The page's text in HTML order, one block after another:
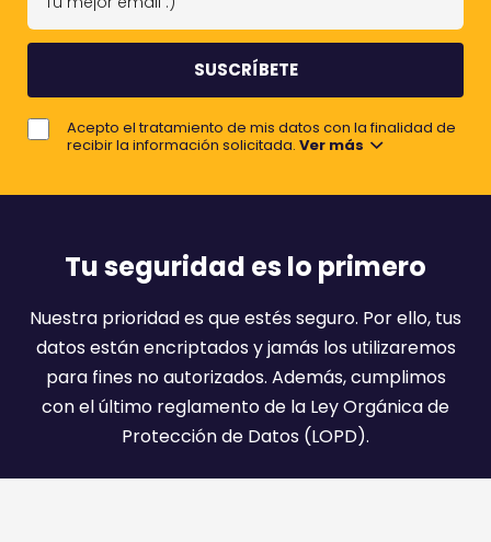
m
r
e
m
j
o
e
Acepto el tratamiento de mis datos con la finalidad de
recibir la información solicitada. Ver más
Tu seguridad es lo primero
Nuestra prioridad es que estés seguro. Por ello, tus
datos están encriptados y jamás los utilizaremos
para fines no autorizados. Además, cumplimos
con el último reglamento de la Ley Orgánica de
Protección de Datos (LOPD).